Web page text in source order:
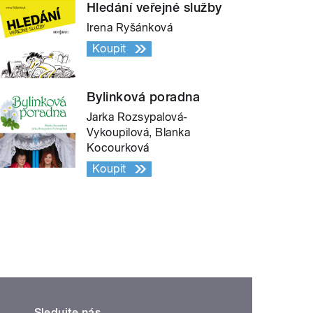
Hledání veřejné služby
Irena Ryšánková
Koupit
Bylinková poradna
Jarka Rozsypalová-
Vykoupilová, Blanka
Kocourková
Koupit